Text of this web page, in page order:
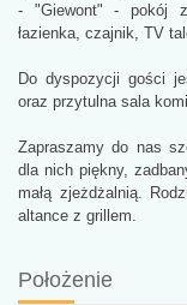
- "Giewont" - pokój z
łazienka, czajnik, TV
Do dyspozycji gości
oraz przytulna sala
Zapraszamy do nas
dla nich piękny,
małą zjeżdżalnią.
altance z grillem.
Położenie